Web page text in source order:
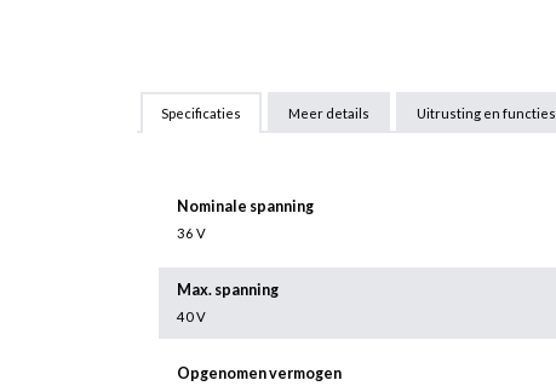
Specificaties Meer details Uitrusting en functies
Nominale spanning
36 V
Max. spanning
40 V
Opgenomen vermogen